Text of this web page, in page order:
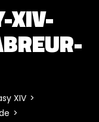
XIV-
XIV